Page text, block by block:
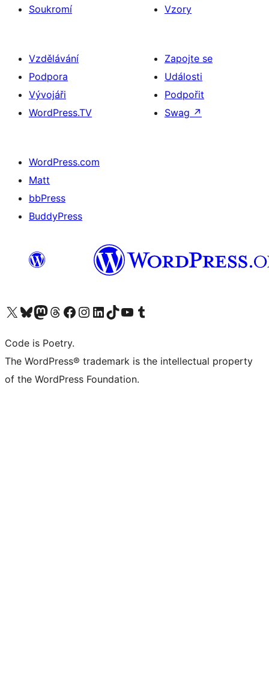
Soukromí
Vzory
Vzdělávání
Podpora
Vývojáři
WordPress.TV
Zapojte se
Události
Podpořit
Swag ↗
WordPress.com
Matt
bbPress
BuddyPress
Navštivte náš účet na X (dříve Twitter)
Navštivte náš Bluesky účetNavštivte náš účet Mastodon
Navštivte náš Threads účetNavštivte naši stránku na Facebooku
Navštivte náš Instagram účetNavštivte náš LinkedIn účetNavštivte náš TikTok účetNavštivte náš YouTube kanálNavštivte náš Tumblr účet
Code is Poetry.
The WordPress® trademark is the intellectual property
of the WordPress Foundation.